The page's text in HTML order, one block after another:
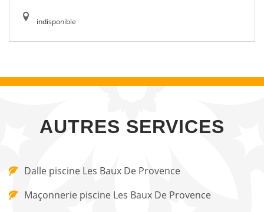
indisponible
AUTRES SERVICES
Dalle piscine Les Baux De Provence
Maçonnerie piscine Les Baux De Provence